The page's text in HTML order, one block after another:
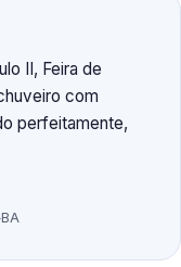
II, Feira de
com
perfeitamente,